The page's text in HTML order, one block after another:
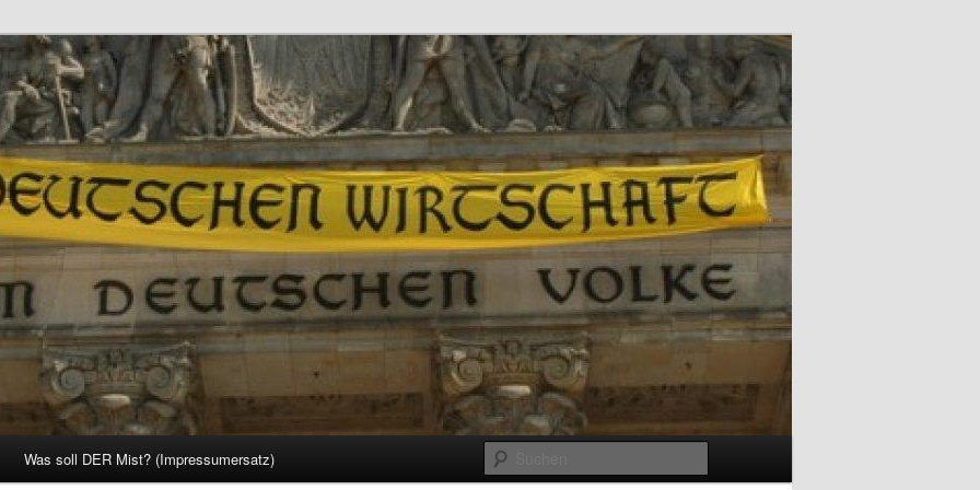
Was soll DER Mist? (Impressumersatz)